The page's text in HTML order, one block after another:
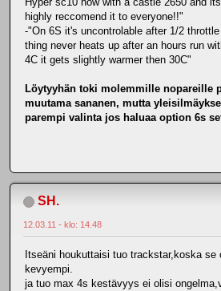
highly reccomend it to everyone!!"
-"On 6S it's uncontrolable after 1/2
thing never heats up after an hours run
4C it gets slightly warmer then 30C"
Löytyyhän toki molemmille nopareille
muutama sananen, mutta
parempi valinta jos haluaa option 6s
SH.
12.03.11 - klo: 14.48
Itseäni houkuttaisi tuo trackstar,koska se
kevyempi.
ja tuo max 4s kestävyys ei olisi